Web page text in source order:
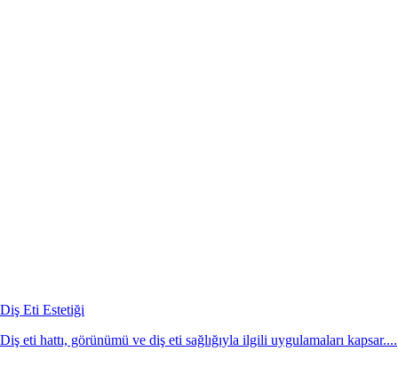
Diş Eti Estetiği
Diş eti hattı, görünümü ve diş eti sağlığıyla ilgili uygulamaları kapsar....